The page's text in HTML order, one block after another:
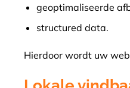
geoptimaliseerde
structured data.
Hierdoor wordt uw